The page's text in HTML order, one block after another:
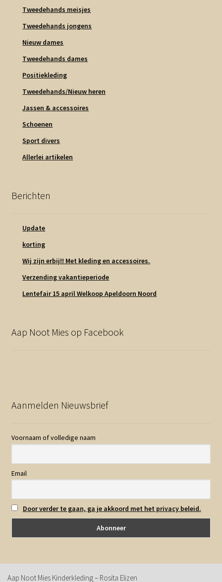
Tweedehands meisjes
Tweedehands jongens
Nieuw dames
Tweedehands dames
Positiekleding
Tweedehands/Nieuw heren
Jassen & accessoires
Schoenen
Sport divers
Allerlei artikelen
Berichten
Update
korting
Wij zijn erbij!! Met kleding en accessoires.
Verzending vakantieperiode
Lentefair 15 april Welkoop Apeldoorn Noord
Aap Noot Mies op Facebook
Aanmelden Nieuwsbrief
Voornaam of volledige naam
Email
Door verder te gaan, ga je akkoord met het privacy beleid.
Aap Noot Mies Kinderkleding – Rosita Elizen